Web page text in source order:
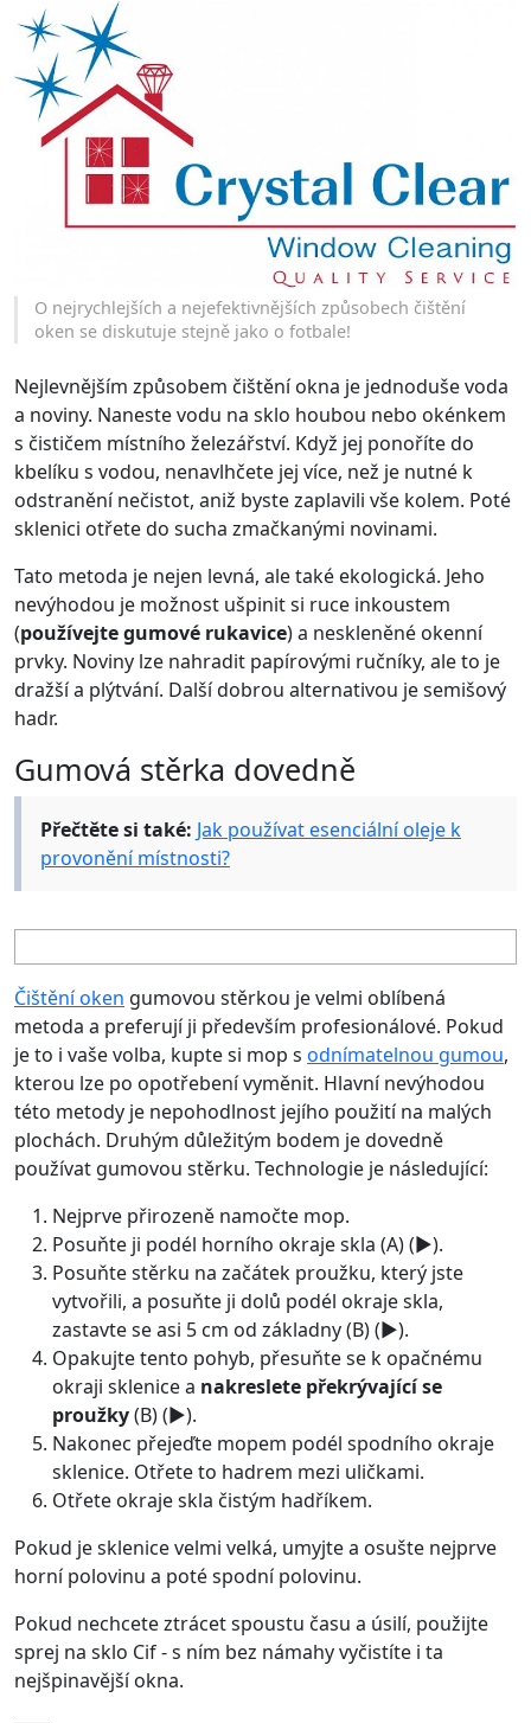
O nejrychlejších a nejefektivnějších způsobech čištění
oken se diskutuje stejně jako o fotbale!
Nejlevnějším způsobem čištění okna je jednoduše voda
a noviny. Naneste vodu na sklo houbou nebo okénkem
s čističem místního železářství. Když jej ponoříte do
kbelíku s vodou, nenavlhčete jej více, než je nutné k
odstranění nečistot, aniž byste zaplavili vše kolem. Poté
sklenici otřete do sucha zmačkanými novinami.
Tato metoda je nejen levná, ale také ekologická. Jeho
nevýhodou je možnost ušpinit si ruce inkoustem
(používejte gumové rukavice) a neskleněné okenní
prvky. Noviny lze nahradit papírovými ručníky, ale to je
dražší a plýtvání. Další dobrou alternativou je semišový
hadr.
Gumová stěrka dovedně
Přečtěte si také: Jak používat esenciální oleje k
provonění místnosti?
Čištění oken gumovou stěrkou je velmi oblíbená
metoda a preferují ji především profesionálové. Pokud
je to i vaše volba, kupte si mop s odnímatelnou gumou,
kterou lze po opotřebení vyměnit. Hlavní nevýhodou
této metody je nepohodlnost jejího použití na malých
plochách. Druhým důležitým bodem je dovedně
používat gumovou stěrku. Technologie je následující:
Nejprve přirozeně namočte mop.
Posuňte ji podél horního okraje skla (A) (►).
Posuňte stěrku na začátek proužku, který jste
vytvořili, a posuňte ji dolů podél okraje skla,
zastavte se asi 5 cm od základny (B) (►).
Opakujte tento pohyb, přesuňte se k opačnému
okraji sklenice a nakreslete překrývající se
proužky(B) (►).
Nakonec přejeďte mopem podél spodního okraje
sklenice. Otřete to hadrem mezi uličkami.
Otřete okraje skla čistým hadříkem.
Pokud je sklenice velmi velká, umyjte a osušte nejprve
horní polovinu a poté spodní polovinu.
Pokud nechcete ztrácet spoustu času a úsilí, použijte
sprej na sklo Cif- s ním bez námahy vyčistíte i ta
nejšpinavější okna.